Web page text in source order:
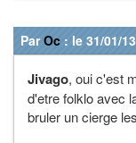
ParOc : le 31/01/
Jivago, oui c'est
d'etre folklo avec
bruler un cierge